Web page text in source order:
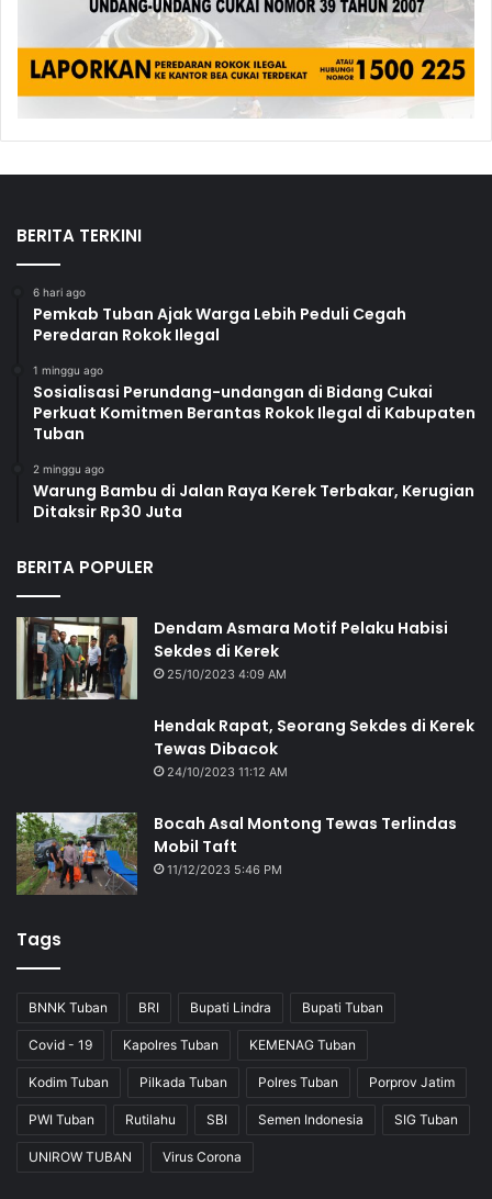
BERITA TERKINI
6 hari ago
Pemkab Tuban Ajak Warga Lebih Peduli Cegah
Peredaran Rokok Ilegal
1 minggu ago
Sosialisasi Perundang-undangan di Bidang Cukai
Perkuat Komitmen Berantas Rokok Ilegal di Kabupaten
Tuban
2 minggu ago
Warung Bambu di Jalan Raya Kerek Terbakar, Kerugian
Ditaksir Rp30 Juta
BERITA POPULER
Dendam Asmara Motif Pelaku Habisi
Sekdes di Kerek
25/10/2023 4:09 AM
Hendak Rapat, Seorang Sekdes di Kerek
Tewas Dibacok
24/10/2023 11:12 AM
Bocah Asal Montong Tewas Terlindas
Mobil Taft
11/12/2023 5:46 PM
Tags
BNNK Tuban BRI Bupati Lindra Bupati Tuban
Covid - 19 Kapolres Tuban KEMENAG Tuban
Kodim Tuban Pilkada Tuban Polres Tuban Porprov Jatim
PWI Tuban Rutilahu SBI Semen Indonesia SIG Tuban
UNIROW TUBAN Virus Corona